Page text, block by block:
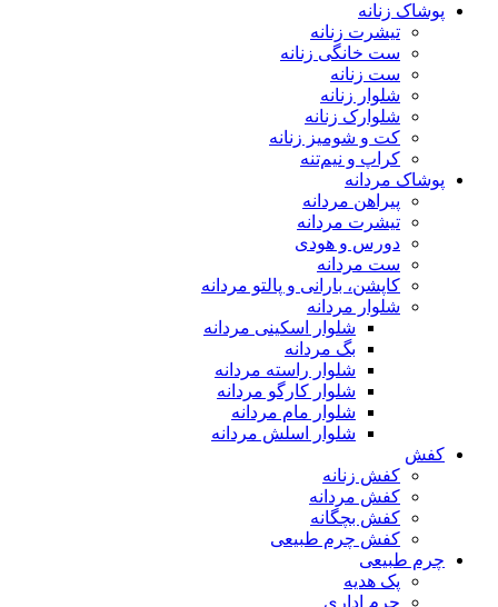
پوشاک زنانه
تیشرت زنانه
ست خانگی زنانه
ست زنانه
شلوار زنانه
شلوارک زنانه
کت و شومیز زنانه
کراپ و نیم‌تنه
پوشاک مردانه
پیراهن مردانه
تیشرت مردانه
دورس و هودی
ست مردانه
کاپشن، بارانی و پالتو مردانه
شلوار مردانه
شلوار اسکینی مردانه
بگ مردانه
شلوار راسته مردانه
شلوار کارگو مردانه
شلوار مام مردانه
شلوار اسلش مردانه
کفش
کفش زنانه
کفش مردانه
کفش بچگانه
کفش چرم طبیعی
چرم طبیعی
پک هدیه
چرم اداری